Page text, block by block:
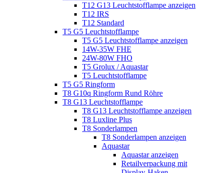
T12 G13 Leuchtstofflampe anzeigen
T12 IRS
T12 Standard
T5 G5 Leuchtstofflampe
T5 G5 Leuchtstofflampe anzeigen
14W-35W FHE
24W-80W FHO
T5 Grolux / Aquastar
T5 Leuchtstofflampe
T5 G5 Ringform
T8 G10q Ringform Rund Röhre
T8 G13 Leuchtstofflampe
T8 G13 Leuchtstofflampe anzeigen
T8 Luxline Plus
T8 Sonderlampen
T8 Sonderlampen anzeigen
Aquastar
Aquastar anzeigen
Retailverpackung mit